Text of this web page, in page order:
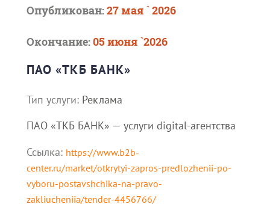
Опубликован:27 мая ` 2026
Окончание:05 июня `2026
ПАО «ТКБ БАНК»
Тип услуги: Реклама
ПАО «ТКБ БАНК» — услуги digital-агентства
Ссылка: https://www.b2b-
center.ru/market/otkrytyi-zapros-predlozhenii-po-
vyboru-postavshchika-na-pravo-
zakliucheniia/tender-4456766/